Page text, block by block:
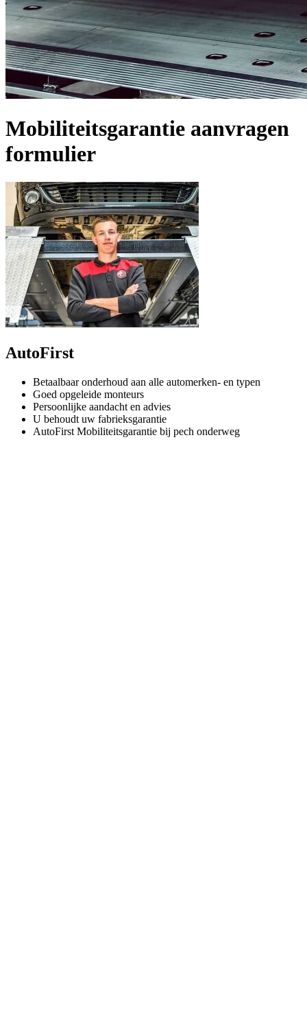
Mobiliteitsgarantie aanvragen
formulier
AutoFirst
Betaalbaar onderhoud aan alle automerken- en typen
Goed opgeleide monteurs
Persoonlijke aandacht en advies
U behoudt uw fabrieksgarantie
AutoFirst Mobiliteitsgarantie bij pech onderweg